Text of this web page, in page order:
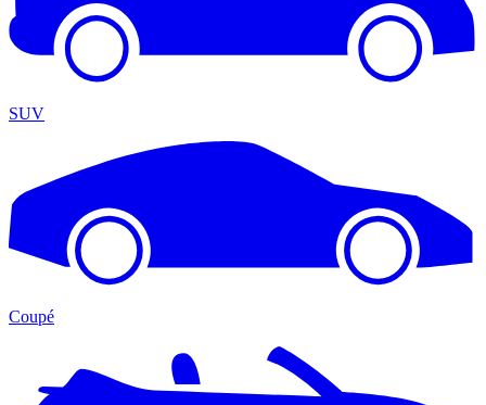
SUV
Coupé